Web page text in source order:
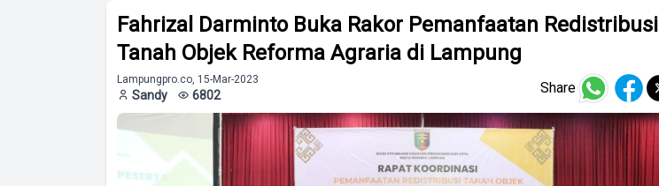
Fahrizal Darminto Buka Rakor Pemanfaatan Redistribusi
Tanah Objek Reforma Agraria di Lampung
Lampungpro.co, 15-Mar-2023
Sandy 6802 Share